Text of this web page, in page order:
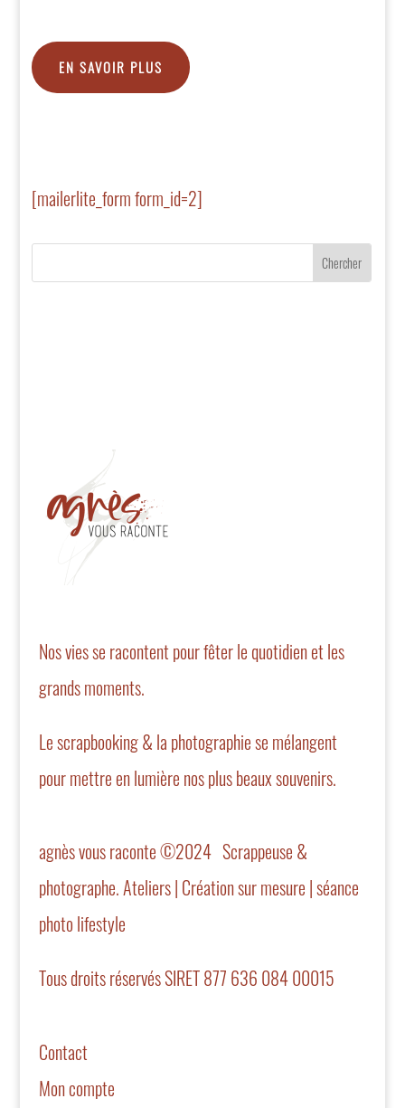
EN SAVOIR PLUS
[mailerlite_form form_id=2]
Nos vies se racontent pour fêter le quotidien et les
grands moments.
Le scrapbooking & la photographie se mélangent
pour mettre en lumière nos plus beaux souvenirs.
agnès vous raconte ©2024 Scrappeuse &
photographe. Ateliers | Création sur mesure | séance
photo lifestyle
Tous droits réservés SIRET 877 636 084 00015
Contact
Mon compte